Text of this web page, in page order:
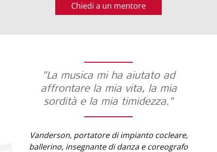
Chiedi a un mentore
"La musica mi ha aiutato ad
affrontare la mia vita, la mia
sordità e la mia timidezza."
Vanderson, portatore di impianto cocleare,
ballerino, insegnante di danza e coreografo